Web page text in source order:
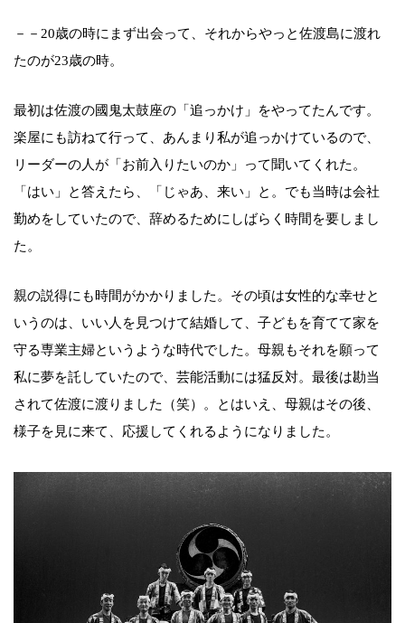
－－20歳の時にまず出会って、それからやっと佐渡島に渡れ
たのが23歳の時。
最初は佐渡の國鬼太鼓座の「追っかけ」をやってたんです。
楽屋にも訪ねて行って、あんまり私が追っかけているので、
リーダーの人が「お前入りたいのか」って聞いてくれた。
「はい」と答えたら、「じゃあ、来い」と。でも当時は会社
勤めをしていたので、辞めるためにしばらく時間を要しまし
た。
親の説得にも時間がかかりました。その頃は女性的な幸せと
いうのは、いい人を見つけて結婚して、子どもを育てて家を
守る専業主婦というような時代でした。母親もそれを願って
私に夢を託していたので、芸能活動には猛反対。最後は勘当
されて佐渡に渡りました（笑）。とはいえ、母親はその後、
様子を見に来て、応援してくれるようになりました。